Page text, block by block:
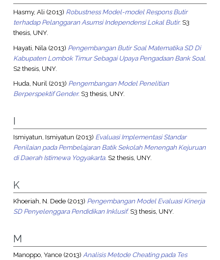
Hasmy, Ali (2013) Robustness Model-model Respons Butir
terhadap Pelanggaran Asumsi Independensi Lokal Butir. S3
thesis, UNY.
Hayati, Nila (2013) Pengembangan Butir Soal Matematika SD Di
Kabupaten Lombok Timur Sebagai Upaya Pengadaan Bank Soal.
S2 thesis, UNY.
Huda, Nuril (2013) Pengembangan Model Penelitian
Berperspektif Gender. S3 thesis, UNY.
I
Ismiyatun, Ismiyatun (2013) Evaluasi Implementasi Standar
Penilaian pada Pembelajaran Batik Sekolah Menengah Kejuruan
di Daerah Istimewa Yogyakarta. S2 thesis, UNY.
K
Khoeriah, N. Dede(2013) Pengembangan Model Evaluasi Kinerja
SD Penyelenggara Pendidikan Inklusif.S3 thesis, UNY.
M
Manoppo, Yance(2013) Analisis Metode Cheating pada Tes